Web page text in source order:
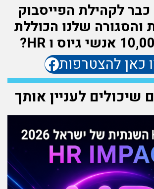
לקהילת הפייסבוק
והסגורה שלנו הכוללת
כאן להצטרפות
שיכולים לעניין אותך